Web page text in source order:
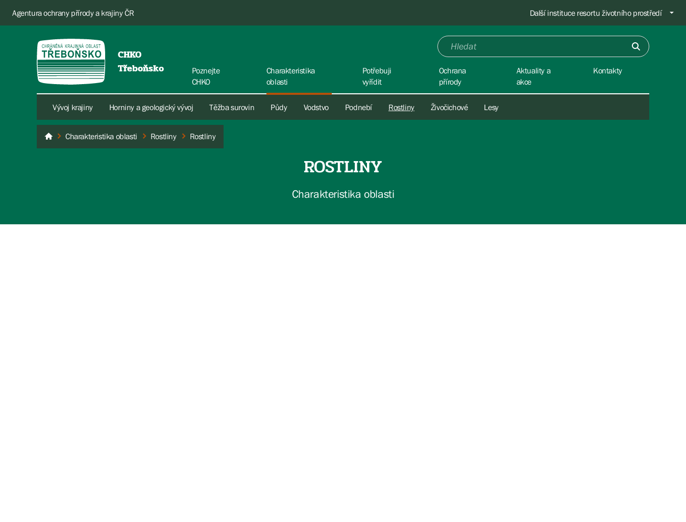
Agentura ochrany přírody a krajiny ČR Další instituce resortu životního prostředí
CHKO
Třeboňsko
Poznejte
CHKO
Charakteristika
oblasti
Vývoj krajiny Horniny a geologický vývoj Těžba surovin Půdy Vodstvo Podnebí Rostliny Živočichové Lesy
Potřebuji
vyřídit
Ochrana
přírody
Aktuality a
akce
Kontakty
Třeboňsko
Charakteristika oblasti Rostliny Rostliny
ROSTLINY
Charakteristika oblasti